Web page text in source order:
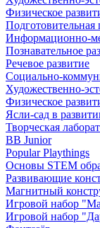
Физическое
Подготовительная
Информационно-
Познавательное
Речевое развитие
Социально-
Художественно-
Физическое
Ясли-сад в
Творческая
BB Junior
Popular Playthings
Основы STEM
Развивающие
Магнитный
Игровой набор
Игровой набор